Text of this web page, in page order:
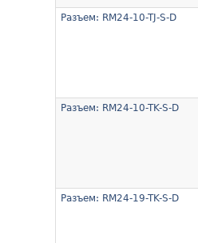
Разъем: RM24-10-TJ-S-D
Разъем: RM24-10-TK-S-D
Разъем: RM24-19-TK-S-D